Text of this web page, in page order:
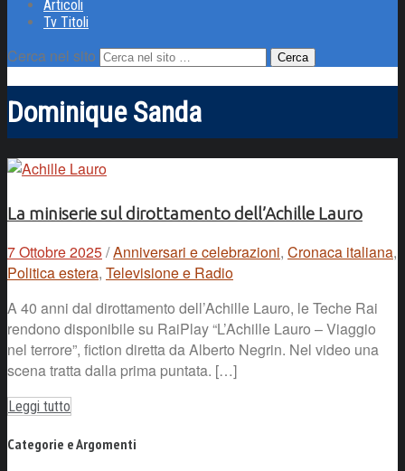
Articoli
Tv Titoli
Cerca nel sito
Dominique Sanda
La miniserie sul dirottamento dell’Achille Lauro
7 Ottobre 2025/Anniversari e celebrazioni, Cronaca italiana,
Politica estera, Televisione e Radio
A 40 anni dal dirottamento dell’Achille Lauro, le Teche Rai
rendono disponibile su RaiPlay “L’Achille Lauro – Viaggio
nel terrore”, fiction diretta da Alberto Negrin. Nel video una
scena tratta dalla prima puntata. […]
Leggi tutto
Categorie e Argomenti